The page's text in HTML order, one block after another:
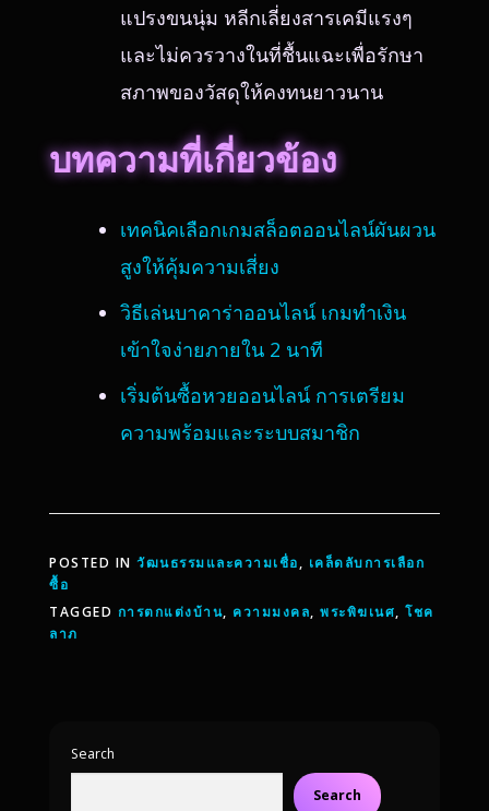
แปรงขนนุ่ม หลีกเลี่ยงสารเคมีแรงๆ
และไม่ควรวางในที่ชื้นแฉะเพื่อรักษา
สภาพของวัสดุให้คงทนยาวนาน
บทความที่เกี่ยวข้อง
เทคนิคเลือกเกมสล็อตออนไลน์ผันผวน
สูงให้คุ้มความเสี่ยง
วิธีเล่นบาคาร่าออนไลน์ เกมทำเงิน
เข้าใจง่ายภายใน 2 นาที
เริ่มต้นซื้อหวยออนไลน์ การเตรียม
ความพร้อมและระบบสมาชิก
POSTED IN วัฒนธรรมและความเชื่อ, เคล็ดลับการเลือก
ซื้อ
TAGGED การตกแต่งบ้าน, ความมงคล, พระพิฆเนศ, โชค
ลาภ
Search
Search